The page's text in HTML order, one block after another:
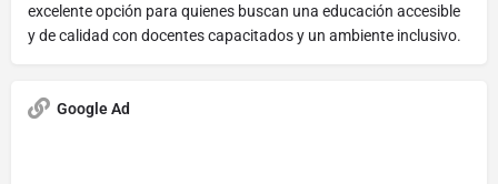
excelente opción para quienes buscan una educación accesible
y de calidad con docentes capacitados y un ambiente inclusivo.
Google Ad